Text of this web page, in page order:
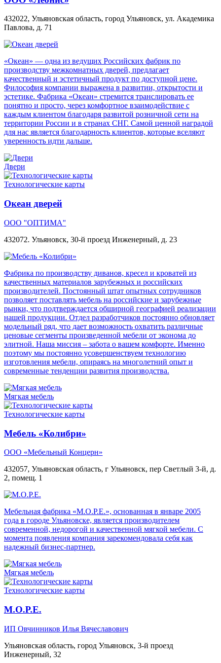
432022, Ульяновская область, город Ульяновск, ул. Академика
Павлова, д. 71
«Океан» — одна из ведущих Российских фабрик по
производству межкомнатных дверей, предлагает
качественный и эстетичный продукт по доступной цене.
Философия компании выражена в развитии, открытости и
эстетике. Фабрика «Океан» стремится транслировать ее
понятно и просто, через комфортное взаимодействие с
каждым клиентом благодаря развитой розничной сети на
территории России и в странах СНГ. Самой ценной наградой
для нас является благодарность клиентов, которые вселяют
уверенность идти дальше.
Двери
Технологические карты
Океан дверей
ООО "ОПТИМА"
432072. Ульяновск, 30-й проезд Инженерный, д. 23
Фабрика по производству диванов, кресел и кроватей из
качественных материалов зарубежных и российских
производителей. Постоянный штат опытных сотрудников
позволяет поставлять мебель на российские и зарубежные
рынки, что подтверждается обширной географией реализации
нашей продукции. Отдел разработчиков постоянно обновляет
модельный ряд, что дает возможность охватить различные
ценовые сегменты произведенной мебели от эконома до
элитной. Наша миссия – забота о вашем комфорте. Именно
поэтому мы постоянно усовершенствуем технологию
изготовления мебели, опираясь на многолетний опыт и
современные тенденции развития производства.
Мягкая мебель
Технологические карты
Мебель «Колибри»
ООО «Мебельный Концерн»
432057, Ульяновская область, г Ульяновск, пер Светлый 3-й, д.
2, помещ. 1
Мебельная фабрика «М.О.Р.Е.», основанная в январе 2005
года в городе Ульяновске, является производителем
современной, недорогой и качественной мягкой мебели. С
момента появления компания зарекомендовала себя как
надежный бизнес-партнер.
Мягкая мебель
Технологические карты
М.О.Р.Е.
ИП Овчинников Илья Вячеславович
Ульяновская область, город Ульяновск, 3-й проезд
Инженерный, 32